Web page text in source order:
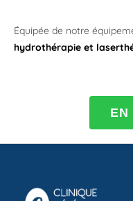
Équipée de notre
hydrothérapie et
EN